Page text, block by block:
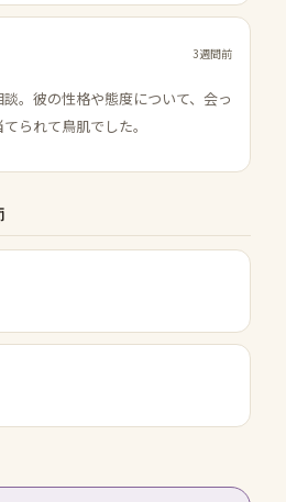
3週間前
。彼の性格や態度について、会っ
られて鳥肌でした。